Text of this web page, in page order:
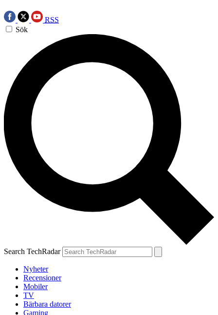
RSS
Sök
Search TechRadar
Nyheter
Recensioner
Mobiler
TV
Bärbara datorer
Gaming